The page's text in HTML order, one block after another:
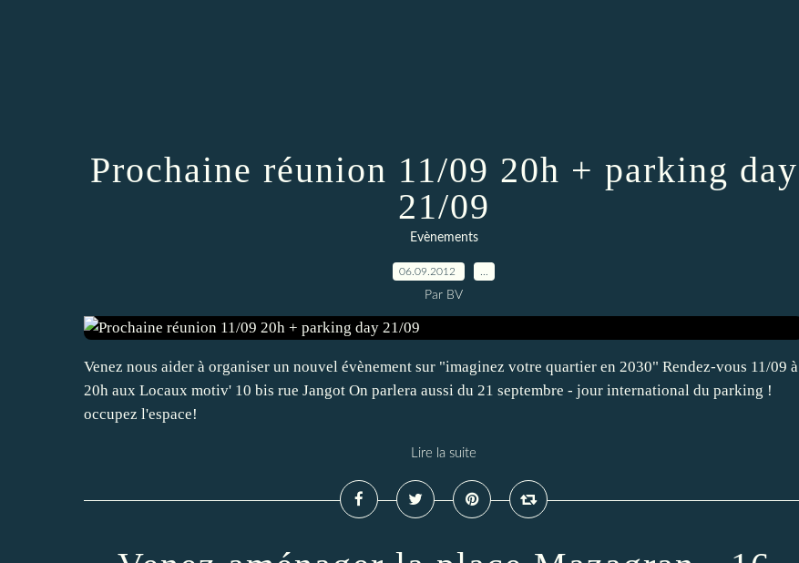
Prochaine réunion 11/09 20h + parking day
21/09
Evènements
06.09.2012
Par BV
Venez nous aider à organiser un nouvel évènement sur "imaginez votre quartier en 2030" Rendez-vous 11/09 à
20h aux Locaux motiv' 10 bis rue Jangot On parlera aussi du 21 septembre - jour international du parking !
occupez l'espace!
Lire la suite